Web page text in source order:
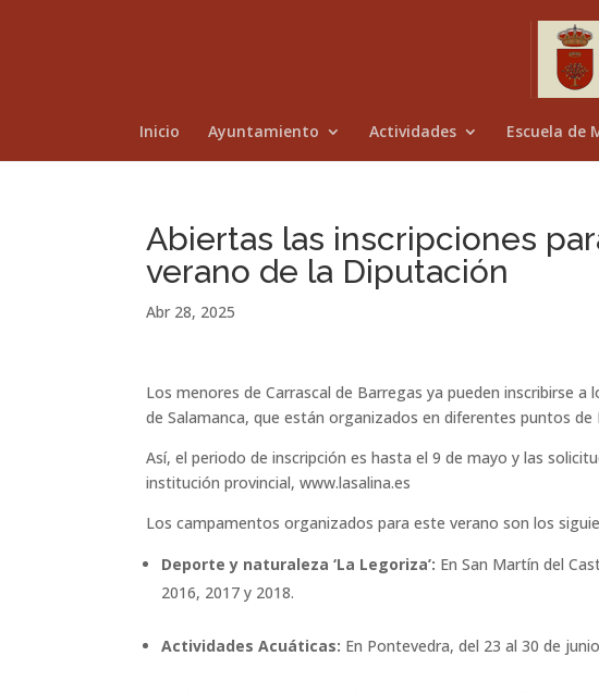
Inicio Ayuntamiento Actividades Escuela de
Abiertas las inscripciones
verano de la Diputación
Abr 28, 2025
Los menores de Carrascal de Barregas ya pueden inscribirse
de Salamanca, que están organizados en diferentes puntos de
Así, el periodo de inscripción es hasta el 9 de mayo y las
institución provincial, www.lasalina.es
Los campamentos organizados para este verano son los
Deporte y naturaleza ‘La Legoriza’: En San Martín del
2016, 2017 y 2018.
Actividades Acuáticas: En Pontevedra, del 23 al 30 de